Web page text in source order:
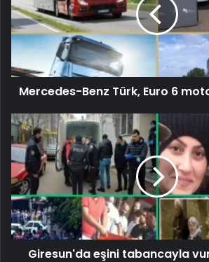
Mercedes-Benz Türk, Euro 6
Giresun'da eşini tabancayla